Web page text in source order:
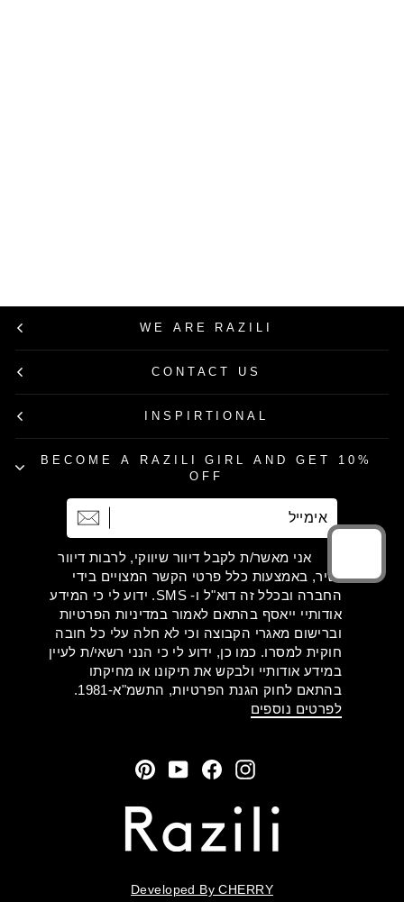
WE ARE RAZILI
CONTACT US
INSPIRTIONAL
BECOME A RAZILI GIRL AND GET 10%
OFF
אני מאשר/ת לקבל דיוור שיווקי, לרבות דיוור
ישיר, באמצעות כלל פרטי הקשר המצויים בידי
החברה ובכלל זה דוא"ל ו- SMS. ידוע לי כי המידע
אודותיי ייאסף בהתאם לאמור במדיניות הפרטיות
וברישום מאגרי הקבוצה וכי לא חלה עלי כל חובה
חוקית למסרו. כמו כן, ידוע לי כי הנני רשאי/ת לעיין
במידע אודותיי ולבקש את תיקונו או מחיקתו
בהתאם לחוק הגנת הפרטיות, התשמ"א-1981.
לפרטים נוספים
Instagram
Facebook
YouTube
Pinterest
Developed By CHERRY